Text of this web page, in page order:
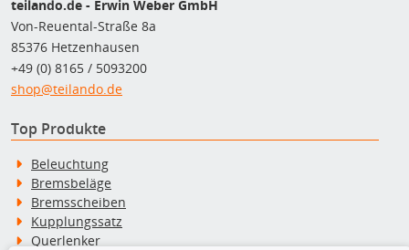
teilando.de - Erwin Weber GmbH
Von-Reuental-Straße 8a
85376 Hetzenhausen
+49 (0) 8165 / 5093200
shop@teilando.de
Top Produkte
Beleuchtung
Bremsbeläge
Bremsscheiben
Kupplungssatz
Querlenker